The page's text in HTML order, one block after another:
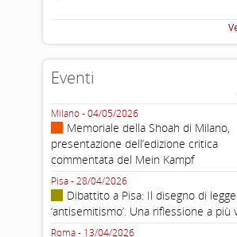
Eventi
Milano - 04/05/2026
Memoriale della Shoah di Milano,
presentazione dell’edizione critica
commentata del Mein Kampf
Pisa - 28/04/2026
Dibattito a Pisa: Il disegno di legge
‘antisemitismo’. Una riflessione a più
Roma - 13/04/2026